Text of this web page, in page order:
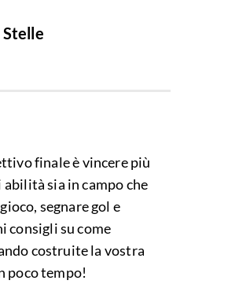
Stelle
finale è vincere più
sia in campo che
segnare gol e
consigli su come
costruite la vostra
poco tempo!